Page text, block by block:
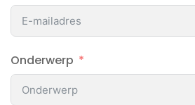
Onderwerp